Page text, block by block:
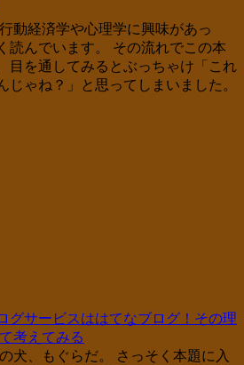
動経済学や心理学に興味があっ
読んでいます。 その流れでこの本
目を通してみるとぶっちゃけ「これ
じゃね？」と思ってしまいました。
グサービスははてなブログ！その理
考えてみる
犬、もぐらだ。 さっそく本題に入